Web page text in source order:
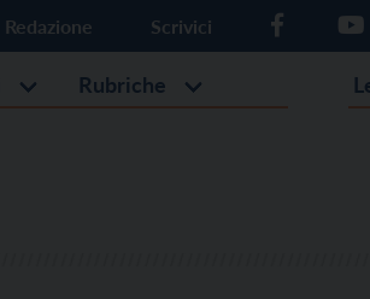
Redazione Scrivici
Rubriche